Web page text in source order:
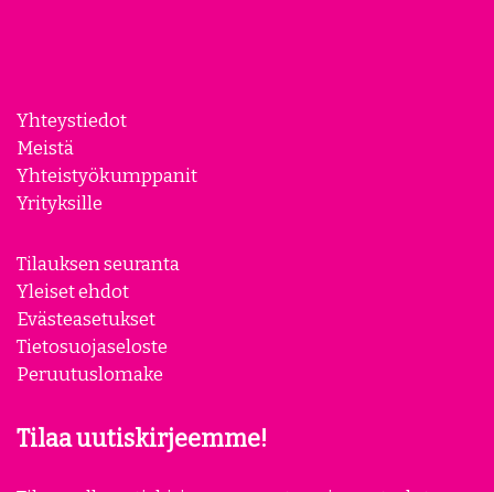
Yhteystiedot
Meistä
Yhteistyökumppanit
Yrityksille
Tilauksen seuranta
Yleiset ehdot
Evästeasetukset
Tietosuojaseloste
Peruutuslomake
Tilaa uutiskirjeemme!